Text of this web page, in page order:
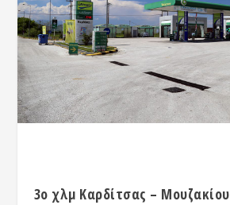
3ο χλμ Καρδίτσας – Μουζακίου